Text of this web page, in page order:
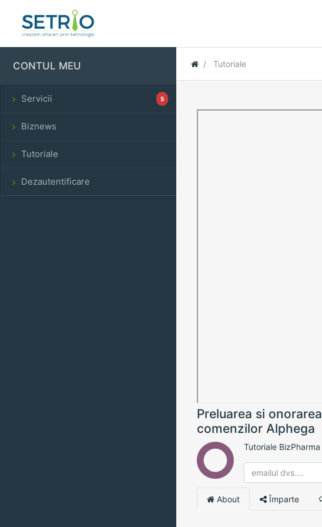
Tutoriale
CONTUL MEU
Servicii 5
Biznews
Tutoriale
Dezautentificare
Preluarea si onorarea
comenzilor Alphega
Tutoriale BizPharma
About Împarte